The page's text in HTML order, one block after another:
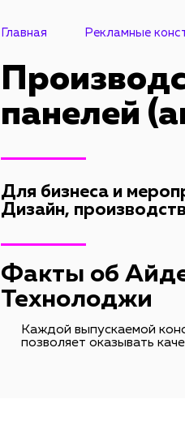
Световые
(Magnetic)
Главная Рекламные
панелей
Для бизнеса и
Дизайн,
Факты об
Технолоджи
Каждой выпускаемой
позволяет оказывать